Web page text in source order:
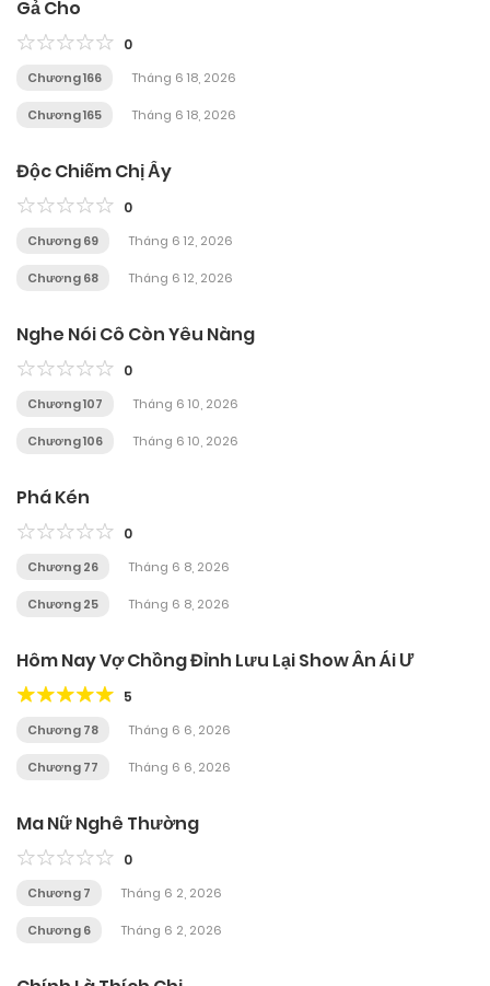
Gả Cho
0
Chương 166 Tháng 6 18, 2026
Chương 165 Tháng 6 18, 2026
Độc Chiếm Chị Ấy
0
Chương 69 Tháng 6 12, 2026
Chương 68 Tháng 6 12, 2026
Nghe Nói Cô Còn Yêu Nàng
0
Chương 107 Tháng 6 10, 2026
Chương 106 Tháng 6 10, 2026
Phá Kén
0
Chương 26 Tháng 6 8, 2026
Chương 25 Tháng 6 8, 2026
Hôm Nay Vợ Chồng Đỉnh Lưu Lại Show Ân Ái Ư
5
Chương 78 Tháng 6 6, 2026
Chương 77 Tháng 6 6, 2026
Ma Nữ Nghê Thường
0
Chương 7 Tháng 6 2, 2026
Chương 6 Tháng 6 2, 2026